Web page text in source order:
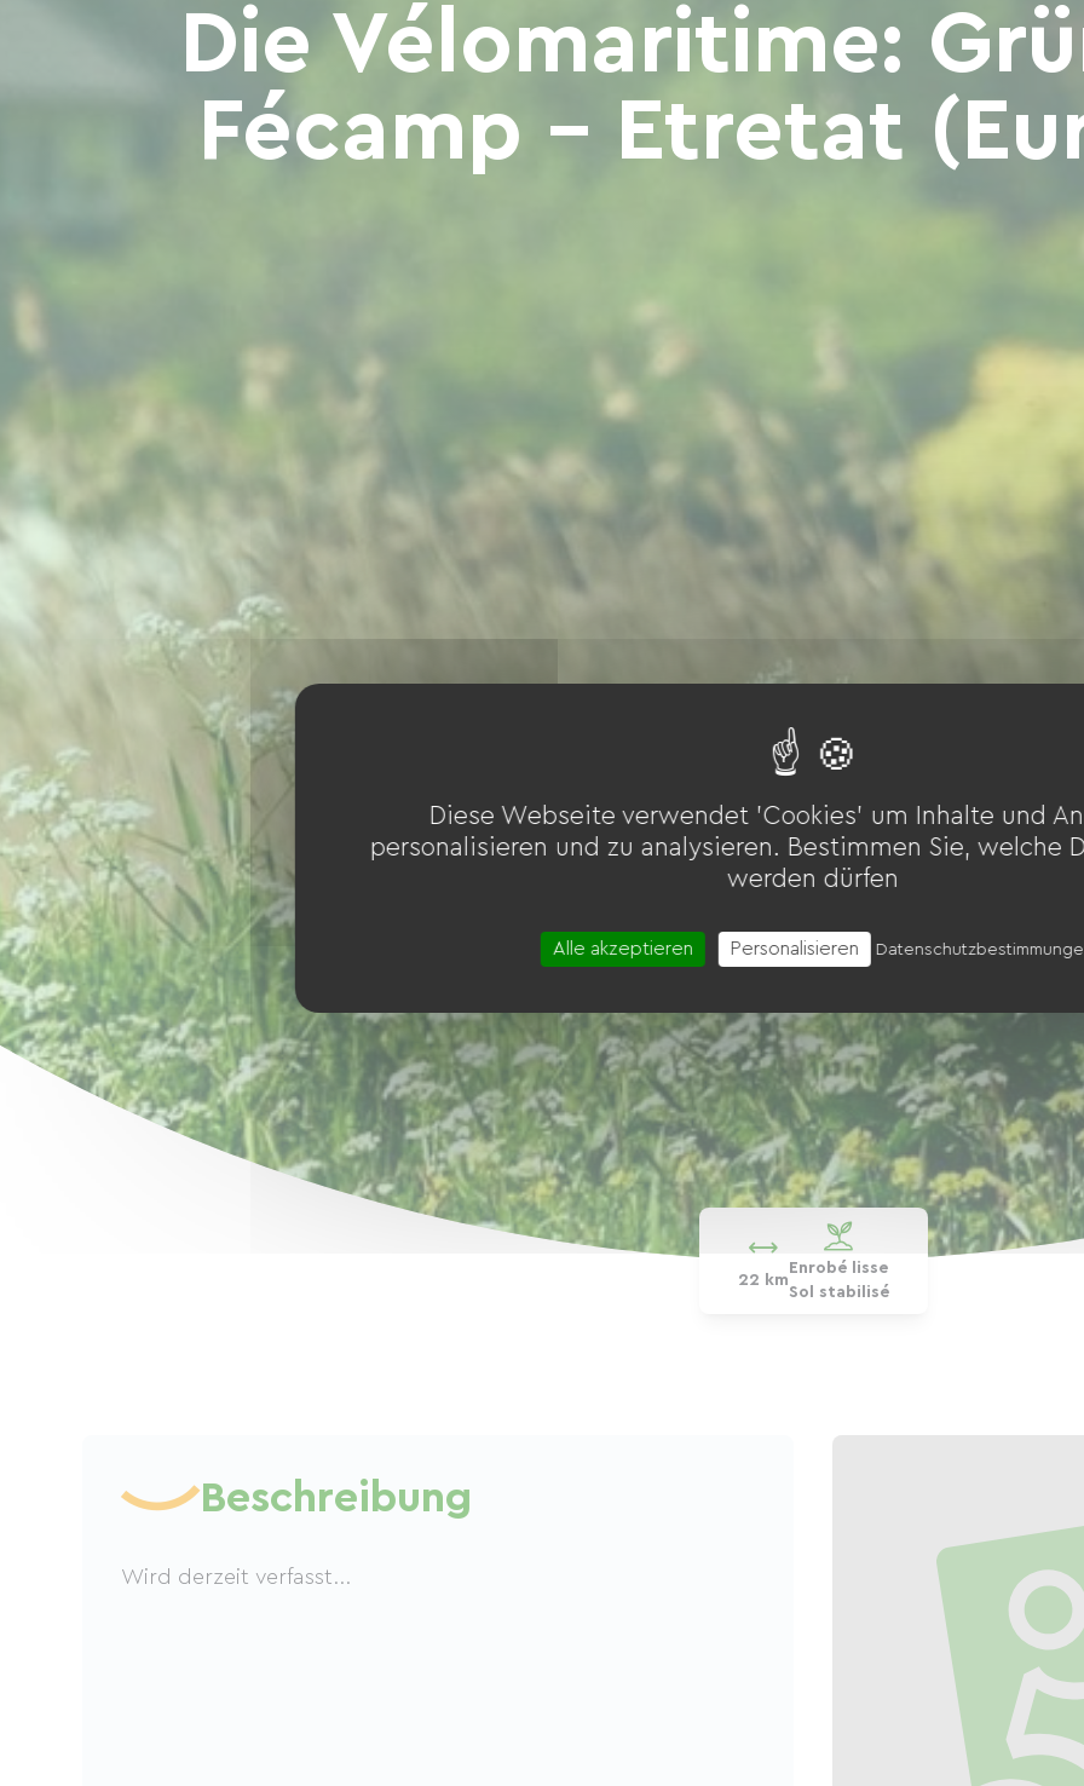
Die Vélomaritime:
Fécamp - Etretat
22 km
Enrobé lisse
Sol stabilisé
Beschreibung
Wird derzeit verfasst...
Diese Webseite verwendet 'Cookies' um Inhalte und
personalisieren und zu analysieren. Bestimmen Sie, welche
werden dürfen
Alle akzeptieren Personalisieren